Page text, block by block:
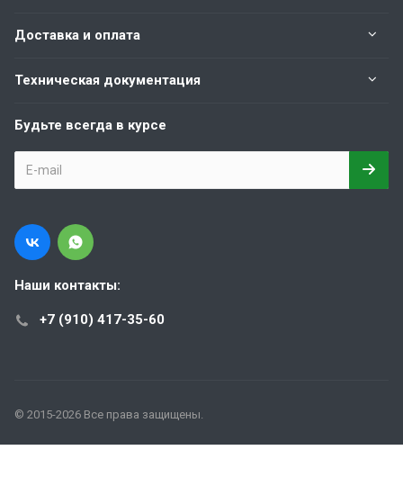
Доставка и оплата
Техническая документация
Будьте всегда в курсе
Наши контакты:
+7 (910) 417-35-60
© 2015-2026 Все права защищены.